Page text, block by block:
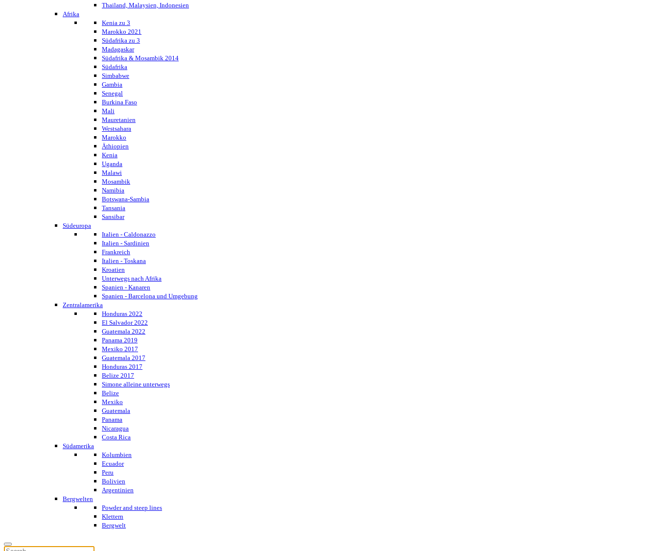
Thailand, Malaysien, Indonesien
Afrika
Kenia zu 3
Marokko 2021
Südafrika zu 3
Madagaskar
Südafrika & Mosambik 2014
Südafrika
Simbabwe
Gambia
Senegal
Burkina Faso
Mali
Mauretanien
Westsahara
Marokko
Äthiopien
Kenia
Uganda
Malawi
Mosambik
Namibia
Botswana-Sambia
Tansania
Sansibar
Südeuropa
Italien - Caldonazzo
Italien - Sardinien
Frankreich
Italien - Toskana
Kroatien
Unterwegs nach Afrika
Spanien - Kanaren
Spanien - Barcelona und Umgebung
Zentralamerika
Honduras 2022
El Salvador 2022
Guatemala 2022
Panama 2019
Mexiko 2017
Guatemala 2017
Honduras 2017
Belize 2017
Simone alleine unterwegs
Belize
Mexiko
Guatemala
Panama
Nicaragua
Costa Rica
Südamerika
Kolumbien
Ecuador
Peru
Bolivien
Argentinien
Bergwelten
Powder and steep lines
Klettern
Bergwelt